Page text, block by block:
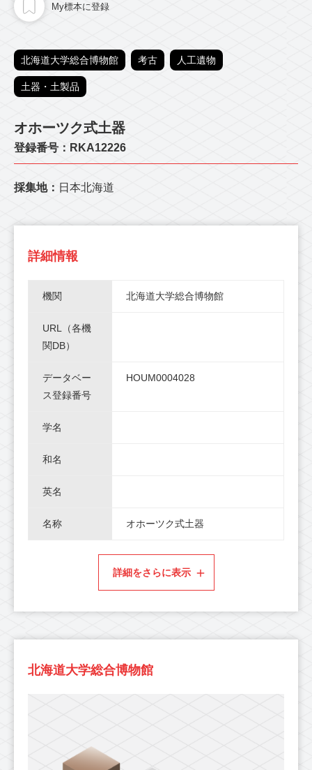
My標本に登録
北海道大学総合博物館 考古 人工遺物
土器・土製品
オホーツク式土器
登録番号：RKA12226
採集地： 日本北海道
詳細情報
機関 北海道大学総合博物館
URL（各機
関DB）
データベー
ス登録番号
HOUM0004028
学名
和名
英名
名称 オホーツク式土器
詳細をさらに表示
北海道大学総合博物館